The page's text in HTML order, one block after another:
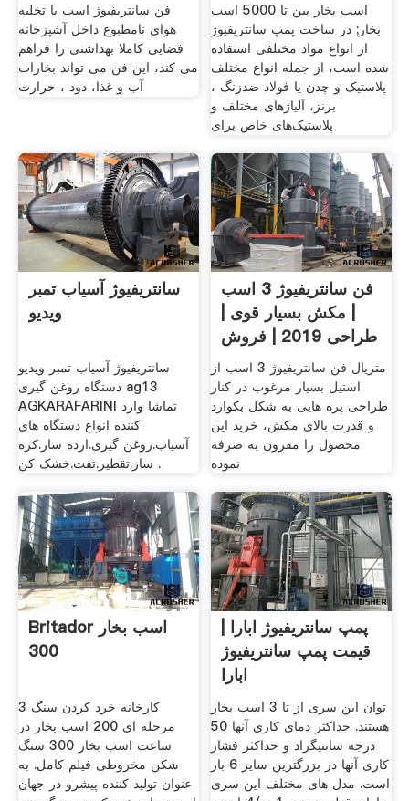
فن سانتریفیوژ اسب با تخلیه
هوای نامطبوع داخل آشپزخانه
فضایی کاملا بهداشتی را فراهم
می کند، این فن می تواند بخارات
آب و غذا، دود ، حرارت
اسب بخار بین تا 5000 اسب
بخار; در ساخت پمپ‌ سانتریفیوژ
از انواع مواد مختلفی استفاده
شده است، از جمله انواع مختلف
پلاستیک و چدن یا فولاد ضدزنگ ،
برنز، آلیاژهای مختلف و
پلاستیک‌های خاص برای
سانتریفیوژ آسیاب تمبر
ویدیو
سانتریفیوژ آسیاب تمبر ویدیو
دستگاه روغن گیری ag13
AGKARAFARINI تماشا وارد
کننده انواع دستگاه های
آسیاب.روغن گیری.ارده سار.کره
ساز.تقطیر.تفت.خشک کن .
فن سانتریفیوژ 3 اسب
| مکش بسیار قوی |
طراحی 2019 | فروش
اقساط
متریال فن سانتریفیوژ 3 اسب از
استیل بسیار مرغوب در کنار
طراحی پره هایی به شکل بکوارد
و قدرت بالای مکش، خرید این
محصول را مقرون به صرفه
نموده
Britador اسب بخار
300
کارخانه خرد کردن سنگ 3
مرحله ای 200 اسب بخار در
ساعت اسب بخار 300 سنگ
شکن مخروطی فیلم کامل. به
عنوان تولید کننده پیشرو در جهان
پمپ سانتریفیوژ ابارا |
قیمت پمپ سانتریفیوژ
ابارا
توان این سری از تا 3 اسب بخار
هستند. حداکثر دمای کاری آنها 50
درجه سانتیگراد و حداکثر فشار
کاری آنها در بزرگترین سایز 6 بار
است. مدل های مختلف این سری